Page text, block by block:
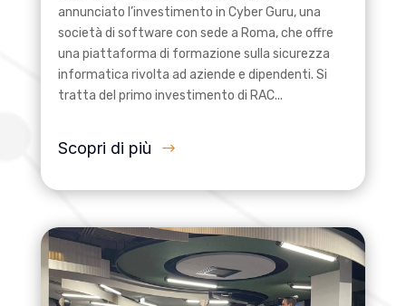
annunciato l’investimento in Cyber Guru, una
società di software con sede a Roma, che offre
una piattaforma di formazione sulla sicurezza
informatica rivolta ad aziende e dipendenti. Si
tratta del primo investimento di RAC...
Scopri di più